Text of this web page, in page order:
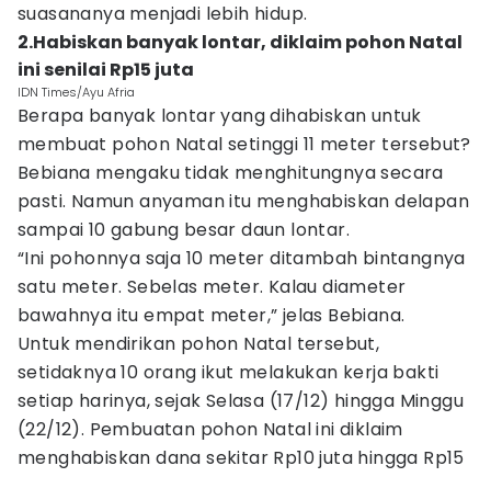
suasananya menjadi lebih hidup.
2.Habiskan banyak lontar, diklaim pohon Natal
ini senilai Rp15 juta
IDN Times/Ayu Afria
Berapa banyak lontar yang dihabiskan untuk
membuat pohon Natal setinggi 11 meter tersebut?
Bebiana mengaku tidak menghitungnya secara
pasti. Namun anyaman itu menghabiskan delapan
sampai 10 gabung besar daun lontar.
“Ini pohonnya saja 10 meter ditambah bintangnya
satu meter. Sebelas meter. Kalau diameter
bawahnya itu empat meter,” jelas Bebiana.
Untuk mendirikan pohon Natal tersebut,
setidaknya 10 orang ikut melakukan kerja bakti
setiap harinya, sejak Selasa (17/12) hingga Minggu
(22/12). Pembuatan pohon Natal ini diklaim
menghabiskan dana sekitar Rp10 juta hingga Rp15